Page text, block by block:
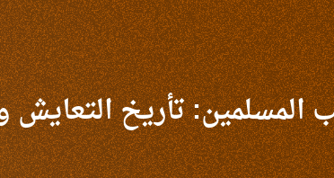
المسلمين: تأريخ التعايش